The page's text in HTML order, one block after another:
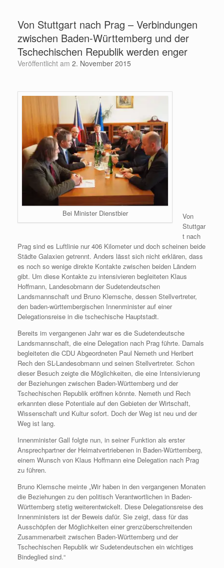
springenVon Stuttgart nach Prag – Verbindungen
zwischen Baden-Württemberg und der
Tschechischen Republik werden enger
Veröffentlicht am 2. November 2015
Bei Minister Dienstbier
Von
Stuttgar
t nach
Prag sind es Luftlinie nur 406 Kilometer und doch scheinen beide
Städte Galaxien getrennt. Anders lässt sich nicht erklären, dass
es noch so wenige direkte Kontakte zwischen beiden Ländern
gibt. Um diese Kontakte zu intensivieren begleiteten Klaus
Hoffmann, Landesobmann der Sudetendeutschen
Landsmannschaft und Bruno Klemsche, dessen Stellvertreter,
den baden-württembergischen Innenminister auf einer
Delegationsreise in die tschechische Hauptstadt.
Bereits im vergangenen Jahr war es die Sudetendeutsche
Landsmannschaft, die eine Delegation nach Prag führte. Damals
begleiteten die CDU Abgeordneten Paul Nemeth und Heribert
Rech den SL-Landesobmann und seinen Stellvertreter. Schon
dieser Besuch zeigte die Möglichkeiten, die eine Intensivierung
der Beziehungen zwischen Baden-Württemberg und der
Tschechischen Republik eröffnen könnte. Nemeth und Rech
erkannten diese Potentiale auf den Gebieten der Wirtschaft,
Wissenschaft und Kultur sofort. Doch der Weg ist neu und der
Weg ist lang.
Innenminister Gall folgte nun, in seiner Funktion als erster
Ansprechpartner der Heimatvertriebenen in Baden-Württemberg,
einem Wunsch von Klaus Hoffmann eine Delegation nach Prag
zu führen.
Bruno Klemsche meinte „Wir haben in den vergangenen Monaten
die Beziehungen zu den politisch Verantwortlichen in Baden-
Württemberg stetig weiterentwickelt. Diese Delegationsreise des
Innenministers ist der Beweis dafür. Sie zeigt, dass für das
Ausschöpfen der Möglichkeiten einer grenzüberschreitenden
Zusammenarbeit zwischen Baden-Württemberg und der
Tschechischen Republik wir Sudetendeutschen ein wichtiges
Bindeglied sind.“